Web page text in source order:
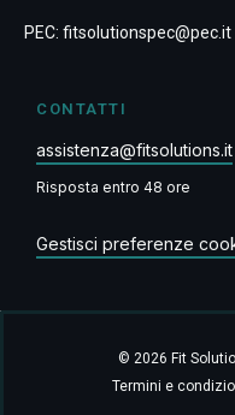
PEC: fitsolutionspec@pec.it
CONTATTI
assistenza@fitsolutions.it
Risposta entro 48 ore
Gestisci preferenze
© 2026 Fit
Termini e